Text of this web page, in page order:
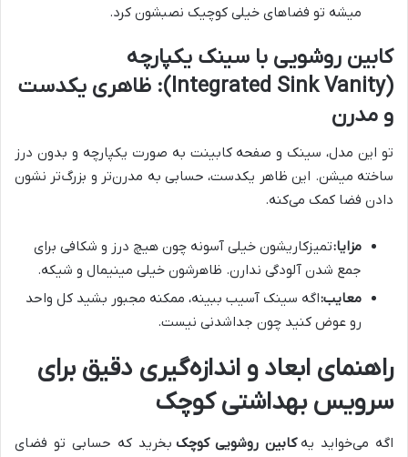
میشه تو فضاهای خیلی کوچیک نصبشون کرد.
کابین روشویی با سینک یکپارچه
(Integrated Sink Vanity): ظاهری یکدست
و مدرن
تو این مدل، سینک و صفحه کابینت به صورت یکپارچه و بدون درز
ساخته میشن. این ظاهر یکدست، حسابی به مدرن‌تر و بزرگ‌تر نشون
دادن فضا کمک می‌کنه.
مزایا:تمیزکاریشون خیلی آسونه چون هیچ درز و شکافی برای
جمع شدن آلودگی ندارن. ظاهرشون خیلی مینیمال و شیکه.
معایب:اگه سینک آسیب ببینه، ممکنه مجبور بشید کل واحد
رو عوض کنید چون جداشدنی نیست.
راهنمای ابعاد و اندازه‌گیری دقیق برای
سرویس بهداشتی کوچک
اگه می‌خواید یه کابین روشویی کوچک بخرید که حسابی تو فضای